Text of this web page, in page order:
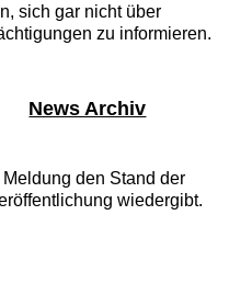
sich gar nicht über
zu informieren.
News Archiv
den Stand der
wiedergibt.